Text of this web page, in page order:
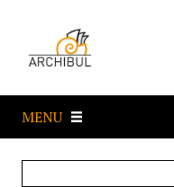
e
a
MENU